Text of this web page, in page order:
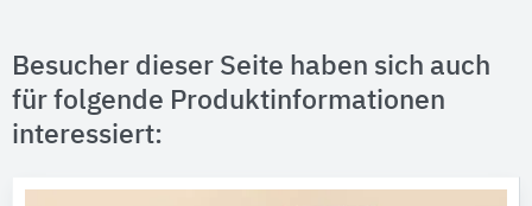
Besucher dieser Seite haben sich auch
für folgende Produktinformationen
interessiert: